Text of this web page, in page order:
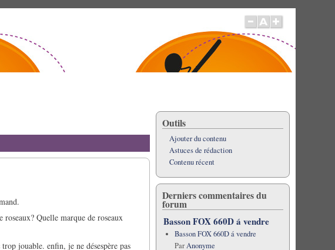
Quelle marque de roseaux
jouable. enfin, je ne désespère pas
Outils
Ajouter du contenu
Astuces de rédaction
Contenu récent
Derniers commentaires du
forum
Basson FOX 660D á vendre
Basson FOX 660D á vendre
ParAnonyme